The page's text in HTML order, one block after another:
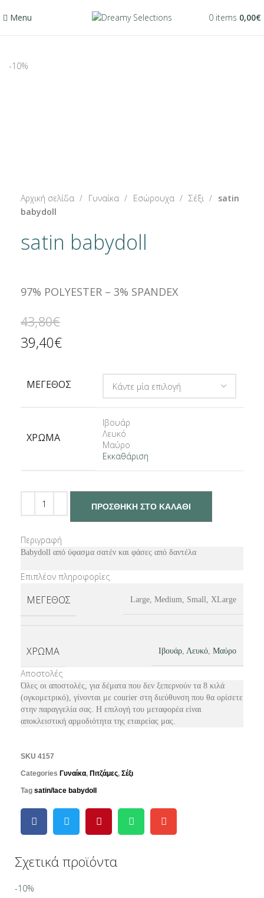
Menu 0 items 0,00€
-10%
Αρχική σελίδα Γυναίκα Εσώρουχα Σέξι
satin
babydoll
satin babydoll
97% POLYESTER – 3% SPANDEX
43,80€
39,40€
ΜΈΓΕΘΟΣ
ΧΡΏΜΑ
Ιβουάρ
Λευκό
Μαύρο
Εκκαθάριση
ΠΡΟΣΘΉΚΗ ΣΤΟ ΚΑΛΆΘΙ
Περιγραφή
Babydoll από ύφασμα σατέν και φάσες από δαντέλα
Επιπλέον πληροφορίες
ΜΈΓΕΘΟΣ Large, Medium, Small, XLarge
ΧΡΏΜΑ Ιβουάρ Λευκό Μαύρο
Αποστολές
Όλες οι αποστολές, για δέματα που δεν ξεπερνούν τα 8 κιλά
(ογκομετρικό), γίνονται με courier στη διεύθυνση που θα ορίσετε
στην παραγγελία σας. Η επιλογή του μεταφορέα είναι
αποκλειστική αρμοδιότητα της εταιρείας μας.
SKU 4157
Categories Γυναίκα, Πιτζάμες, Σέξι
Tag satin/lace babydoll
Σχετικά προϊόντα
-10%